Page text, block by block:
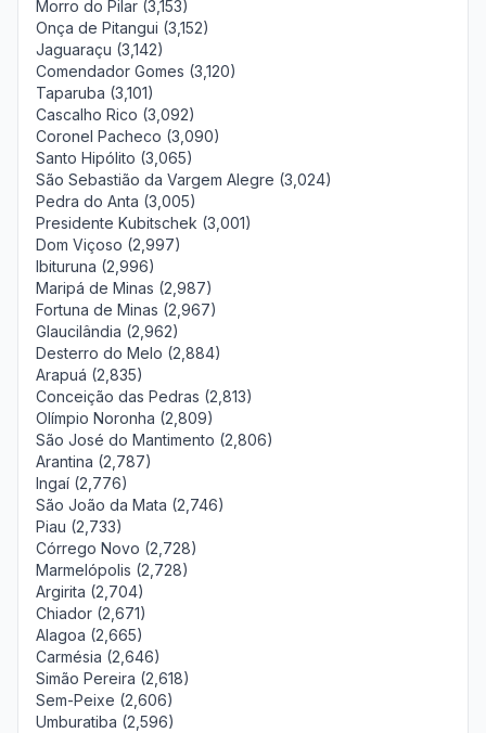
Morro do Pilar (3,153)
Onça de Pitangui (3,152)
Jaguaraçu (3,142)
Comendador Gomes (3,120)
Taparuba (3,101)
Cascalho Rico (3,092)
Coronel Pacheco (3,090)
Santo Hipólito (3,065)
São Sebastião da Vargem Alegre (3,024)
Pedra do Anta (3,005)
Presidente Kubitschek (3,001)
Dom Viçoso (2,997)
Ibituruna (2,996)
Maripá de Minas (2,987)
Fortuna de Minas (2,967)
Glaucilândia (2,962)
Desterro do Melo (2,884)
Arapuá (2,835)
Conceição das Pedras (2,813)
Olímpio Noronha (2,809)
São José do Mantimento (2,806)
Arantina (2,787)
Ingaí (2,776)
São João da Mata (2,746)
Piau (2,733)
Córrego Novo (2,728)
Marmelópolis (2,728)
Argirita (2,704)
Chiador (2,671)
Alagoa (2,665)
Carmésia (2,646)
Simão Pereira (2,618)
Sem-Peixe (2,606)
Umburatiba (2,596)